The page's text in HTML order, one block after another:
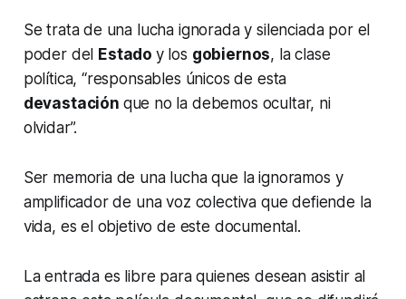
Se trata de una lucha ignorada y silenciada por el
poder del Estado y los gobiernos, la clase
política, “responsables únicos de esta
devastación que no la debemos ocultar, ni
olvidar”.
Ser memoria de una lucha que la ignoramos y
amplificador de una voz colectiva que defiende la
vida, es el objetivo de este documental.
La entrada es libre para quienes desean asistir al